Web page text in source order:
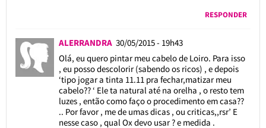
RESPONDER
ALERRANDRA 30/05/2015 - 19h43
Olá, eu quero pintar meu cabelo de Loiro. Para isso
, eu posso descolorir (sabendo os ricos) , e depois
‘tipo jogar a tinta 11.11 pra fechar,matizar meu
cabelo?? ‘ Ele ta natural até na orelha , o resto tem
luzes , então como faço o procedimento em casa??
.. Por favor , me de umas dicas , ou criticas,,rsr’ E
nesse caso , qual Ox devo usar ? e medida .